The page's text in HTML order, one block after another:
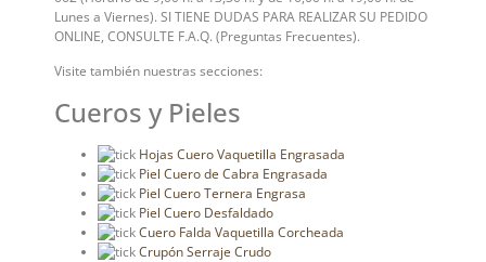
Lunes a Viernes). SI TIENE DUDAS PARA REALIZAR SU PEDIDO
ONLINE, CONSULTE F.A.Q. (Preguntas Frecuentes).
Visite también nuestras secciones:
Cueros y Pieles
Hojas Cuero Vaquetilla Engrasada
Piel Cuero de Cabra Engrasada
Piel Cuero Ternera Engrasa
Piel Cuero Desfaldado
Cuero Falda Vaquetilla Corcheada
Crupón Serraje Crudo